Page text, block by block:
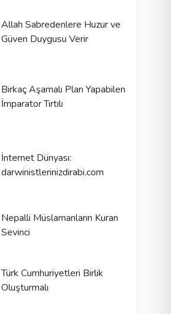
Allah Sabredenlere Huzur ve
Güven Duygusu Verir
Birkaç Aşamalı Plan Yapabilen
İmparator Tırtılı
İnternet Dünyası:
darwinistlerinizdirabi.com
Nepalli Müslamanların Kuran
Sevinci
Türk Cumhuriyetleri Birlik
Oluşturmalı